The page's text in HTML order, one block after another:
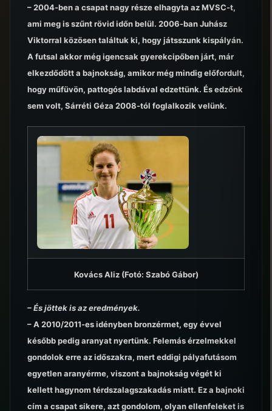
– 2004-ben a csapat nagy része elhagyta az MVSC-t,
ami meg is szűnt rövid időn belül. 2006-ban Juhász
Viktorral közösen találtuk ki, hogy játsszunk kispályán.
A futsal akkor még igencsak gyerekcipőben járt, már
elkezdődött a bajnokság, amikor még mindig előfordult,
hogy műfüvön, pattogós labdával edzettünk. És edzőnk
sem volt, Sárréti Géza 2008-tól foglalkozik velünk.
Kovács Aliz (Fotó: Szabó Gábor)
– És jöttek is az eredmények.
– A 2010/2011-es idényben bronzérmet, egy évvel
később pedig aranyat nyertünk. Felemás érzelmekkel
gondolok erre az időszakra, mert eddigi pályafutásom
egyetlen aranyérme, viszont a bajnokság végét ki
kellett hagynom térdszalagszakadás miatt. Ez a bajnoki
cím a csapat sikere, azt gondolom, olyan ellenfeleket is